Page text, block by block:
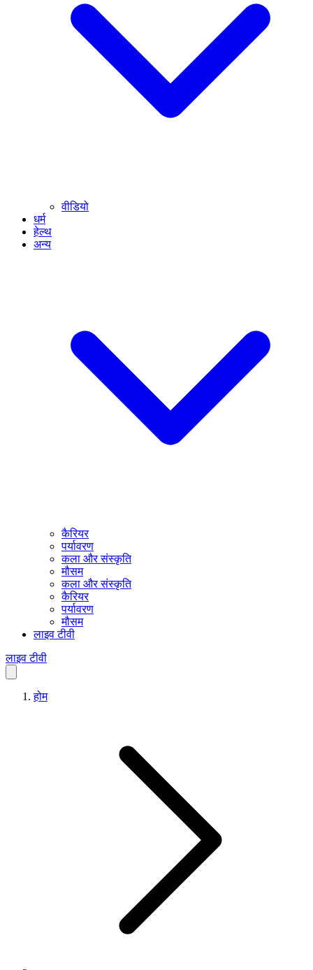
वीडियो
धर्म
हेल्थ
अन्य
कैरियर
पर्यावरण
कला और संस्कृति
मौसम
कला और संस्कृति
कैरियर
पर्यावरण
मौसम
लाइव टीवी
लाइव टीवी
होम